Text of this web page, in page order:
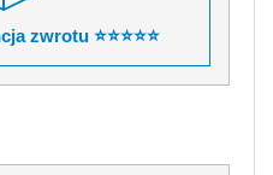
zwrotu ⭐⭐⭐⭐⭐